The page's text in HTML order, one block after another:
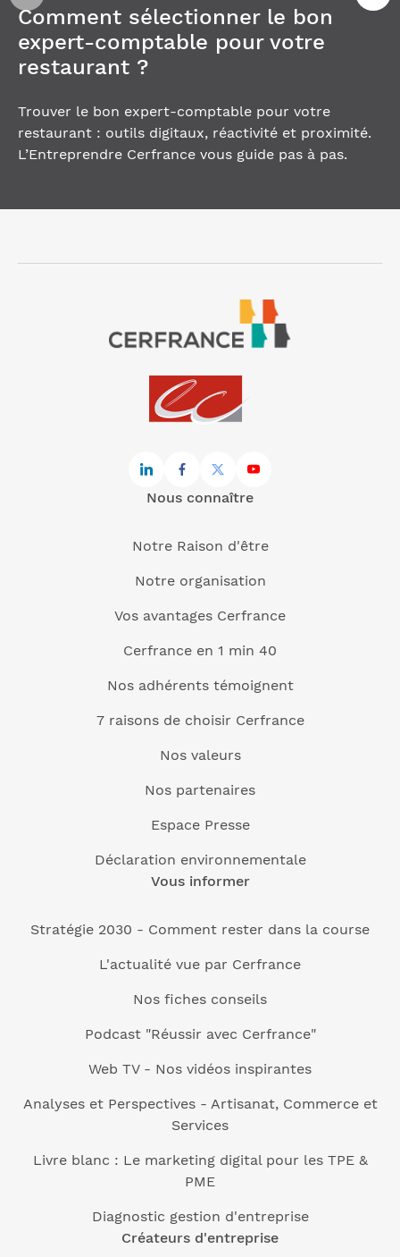
Comment sélectionner le bon
expert-comptable pour votre
restaurant ?
Trouver le bon expert-comptable pour votre
restaurant : outils digitaux, réactivité et proximité.
L’Entreprendre Cerfrance vous guide pas à pas.
Nous connaître
Notre Raison d'être
Notre organisation
Vos avantages Cerfrance
Cerfrance en 1 min 40
Nos adhérents témoignent
7 raisons de choisir Cerfrance
Nos valeurs
Nos partenaires
Espace Presse
Déclaration environnementale
Vous informer
Stratégie 2030 - Comment rester dans la course
L'actualité vue par Cerfrance
Nos fiches conseils
Podcast "Réussir avec Cerfrance"
Web TV - Nos vidéos inspirantes
Analyses et Perspectives - Artisanat, Commerce et
Services
Livre blanc : Le marketing digital pour les TPE &
PME
Diagnostic gestion d'entreprise
Créateurs d'entreprise